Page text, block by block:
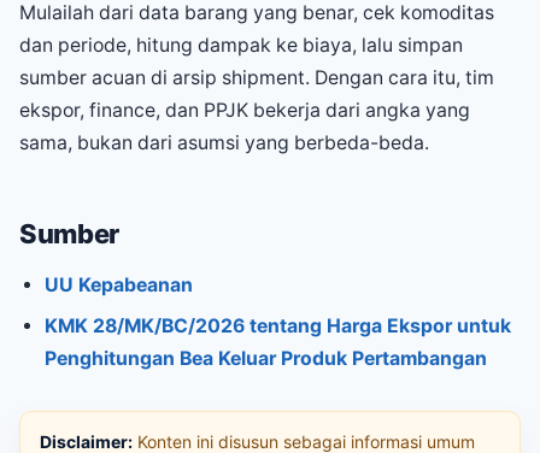
Mulailah dari data barang yang benar, cek komoditas
dan periode, hitung dampak ke biaya, lalu simpan
sumber acuan di arsip shipment. Dengan cara itu, tim
ekspor, finance, dan PPJK bekerja dari angka yang
sama, bukan dari asumsi yang berbeda-beda.
Sumber
UU Kepabeanan
KMK 28/MK/BC/2026 tentang Harga Ekspor untuk
Penghitungan Bea Keluar Produk Pertambangan
Disclaimer: Konten ini disusun sebagai informasi umum